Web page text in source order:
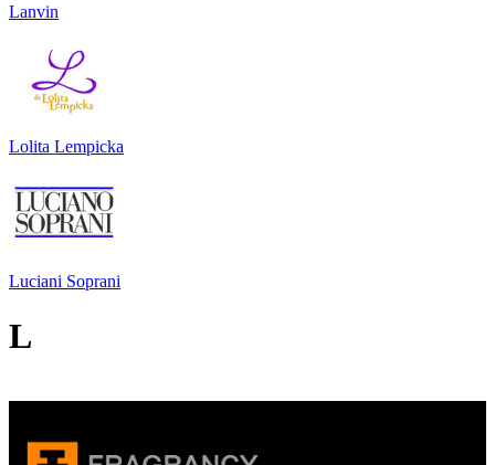
Lanvin
Lolita Lempicka
Luciani Soprani
L